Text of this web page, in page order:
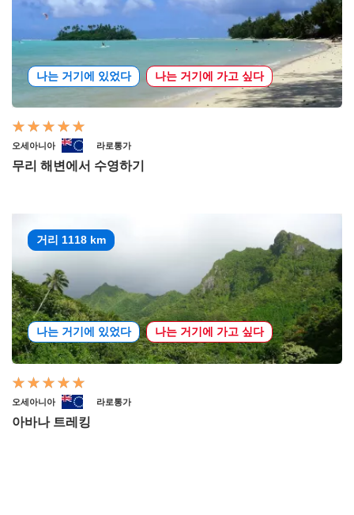
나는 거기에 있었다 나는 거기에 가고 싶다
오세아니아 라로통가
무리 해변에서 수영하기
거리 1118 km
나는 거기에 있었다 나는 거기에 가고 싶다
오세아니아 라로통가
아바나 트레킹